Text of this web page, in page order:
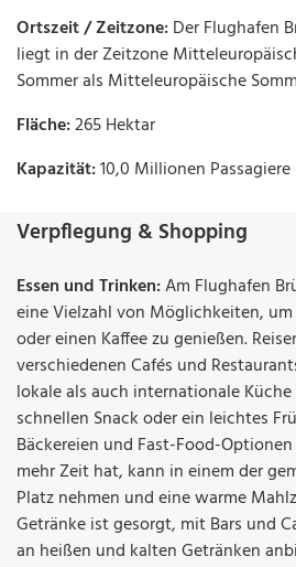
Ortszeit / Zeitzone:Der Flughafen
liegt in der Zeitzone
Sommer als Mitteleuropäische
Fläche:265 Hektar
Kapazität:10,0 Millionen Passagiere
Verpflegung & Shopping
Essen und Trinken:Am Flughafen
eine Vielzahl von Möglichkeiten,
oder einen Kaffee zu genießen.
verschiedenen Cafés und
lokale als auch internationale
schnellen Snack oder ein leichtes
Bäckereien und Fast-Food-
mehr Zeit hat, kann in einem der
Platz nehmen und eine warme
Getränke ist gesorgt, mit Bars und
an heißen und kalten Getränken